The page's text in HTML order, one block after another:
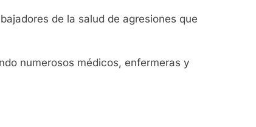
de la salud de agresiones que
numerosos médicos, enfermeras y